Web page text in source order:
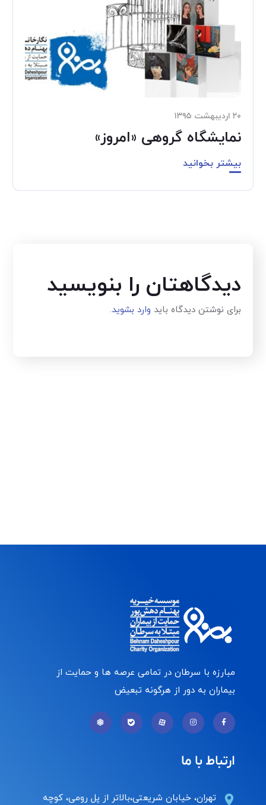
۲۰ اردیبهشت ۱۳۹۵
نمایشگاه گروهی «امروز»
بیشتر بخوانید
دیدگاهتان را بنویسید
برای نوشتن دیدگاه باید وارد بشوید.
مبارزه با سرطان در تمامی عرصه ها و حمایت از
بیماران به دور از هرگونه تبعیض
ارتباط با ما
تهران، خیابان شریعتی،بالاتر از پل رومی، کوچه